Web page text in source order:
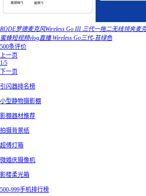
RODE罗德麦克风Wireless Go III 三代一拖二无线领夹麦
蜜蜂短视频vlog直播 Wireless Go三代-苔绿色
500条评价
上一页
1/5
下一页
引闪器排名榜
小型静物摄影棚
影棚器材推荐
拍摄背景纸
超傅灯箱
微婚庆摄像机
影楼柔光箱
500-999手机排行榜